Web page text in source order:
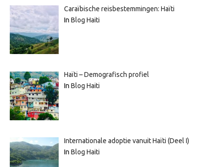
Caraïbische reisbestemmingen: Haïti
In Blog Haiti
Haïti – Demografisch profiel
In Blog Haiti
Internationale adoptie vanuit Haïti (Deel I)
In Blog Haiti